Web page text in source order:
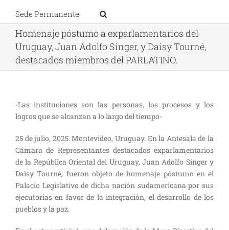
Sede Permanente
Homenaje póstumo a exparlamentarios del
Uruguay, Juan Adolfo Singer, y Daisy Tourné,
destacados miembros del PARLATINO.
-Las instituciones son las personas, los procesos y los
logros que se alcanzan a lo largo del tiempo-
25 de julio, 2025. Montevideo, Uruguay. En la Antesala de la
Cámara de Representantes destacados exparlamentarios
de la República Oriental del Uruguay, Juan Adolfo Singer y
Daisy Tourné, fueron objeto de homenaje póstumo en el
Palacio Legislativo de dicha nación sudamericana por sus
ejecutorias en favor de la integración, el desarrollo de los
pueblos y la paz.